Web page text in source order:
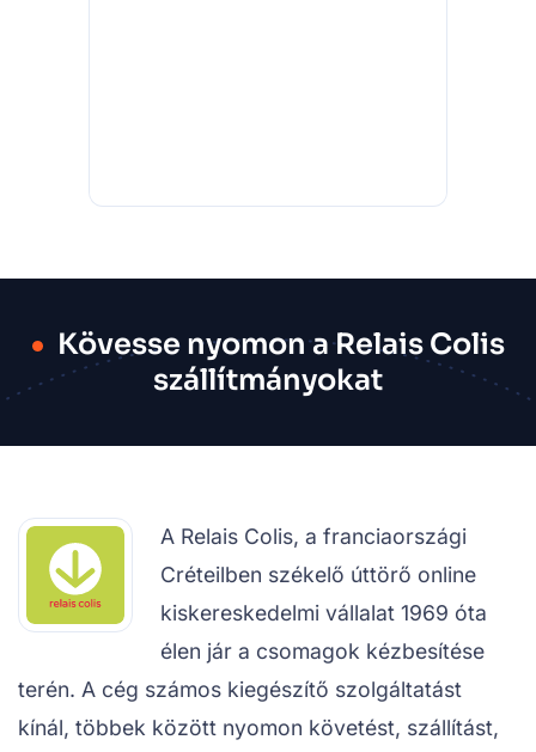
Kövesse nyomon a Relais Colis
szállítmányokat
A Relais Colis, a franciaországi
Créteilben székelő úttörő online
kiskereskedelmi vállalat 1969 óta
élen jár a csomagok kézbesítése
terén. A cég számos kiegészítő szolgáltatást
kínál, többek között nyomon követést, szállítást,